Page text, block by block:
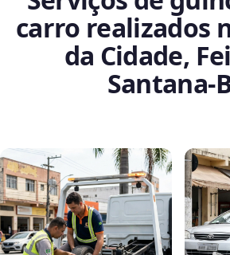
carro realizados
da Cidade,